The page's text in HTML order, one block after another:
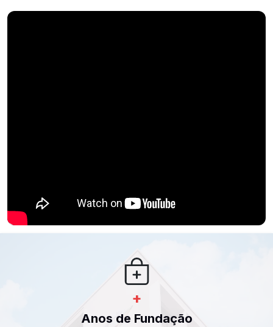
+
Anos de Fundação